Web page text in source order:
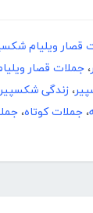
قصار ویلیام
، جملات قصار
، زندگی شکسپیر
، جملات کوتاه،